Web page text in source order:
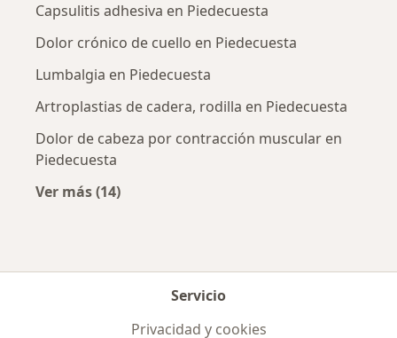
Capsulitis adhesiva en Piedecuesta
Dolor crónico de cuello en Piedecuesta
Lumbalgia en Piedecuesta
Artroplastias de cadera, rodilla en Piedecuesta
Dolor de cabeza por contracción muscular en
Piedecuesta
Ver más (14)
Servicio
Privacidad y cookies